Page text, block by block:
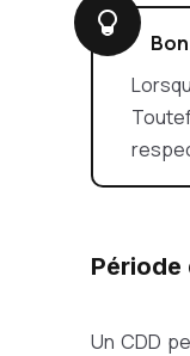
Période
Un CDD